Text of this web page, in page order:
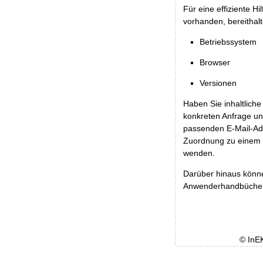
Für eine effiziente
vorhanden,
Betriebssystem
Browser
Versionen
Haben Sie
konkreten Anfrage
passenden E-Mail-
Zuordnung zu
wenden.
Darüber hinaus
©